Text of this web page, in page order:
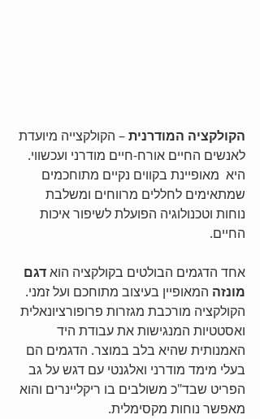
הקולקציה המודרנית – הקולקצייה מיועדת
לאנשים החיים אורח-חיים מודרני ועכשווי.
היא  מאופיינת בקווים נקיים מתוחכמים
שמתאימים לחללים מרווחים ומשלבת
נוחות וטכנולוגיה הפועלת לשיפור איכות
החיים.
אחד הדגמים הבולטים בקולקציה הוא דגם
מונזה המאופיין בעיצוב מתוחכם ועל זמני.
הקולקציה מורכבת מגזרות פרופורציונאלית
ואסטטיות המנגישות את עבודת היד
האמנותית שהיא בלב במוצר. הדגמים הם
בעלי מימד מודרני ואלגנטי עם דגש על גב
הפריט שבד"כ משולבים בו ריקליינרים והוא
מאפשר נוחות מקסימלית.